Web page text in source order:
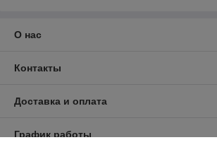
О нас
Контакты
Доставка и оплата
График работы